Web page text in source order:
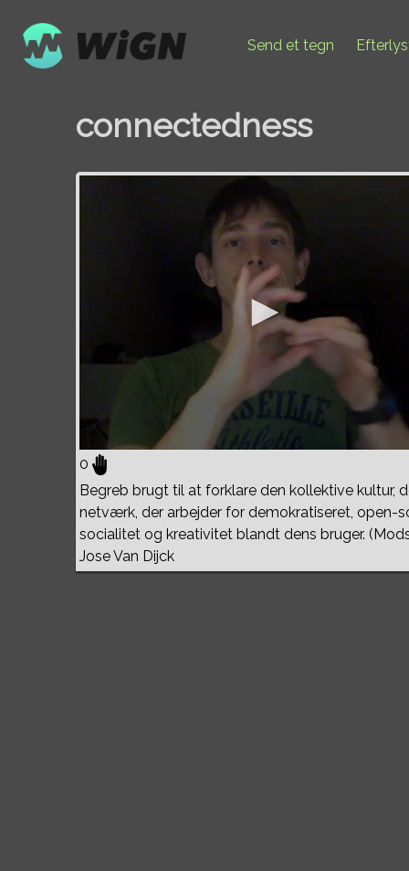
Send et tegn
connectedness
0
Begreb brugt til at forklare den kollektive kultur,
netværk, der arbejder for demokratiseret, open-
socialitet og kreativitet blandt dens bruger.
Jose Van Dijck